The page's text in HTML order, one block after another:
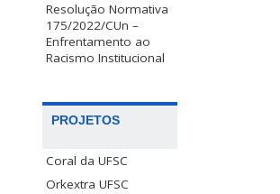
Resolução Normativa
175/2022/CUn –
Enfrentamento ao
Racismo Institucional
PROJETOS
Coral da UFSC
Orkextra UFSC